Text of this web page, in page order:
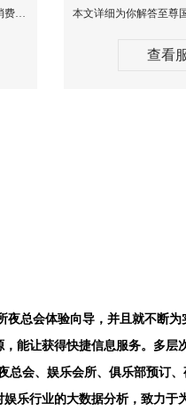
本文详细为你解答天上人间KTV会所消费价格点评，更多关于最好高端顶级高档商务KTV夜总会免费咨询1312 0333301微信同步！
查看
总会体验向导，并且就不断为
能让获得快捷信息服务。多层
总会、娱乐会所、俱乐部预订
乐行业的大数据分析，致力于